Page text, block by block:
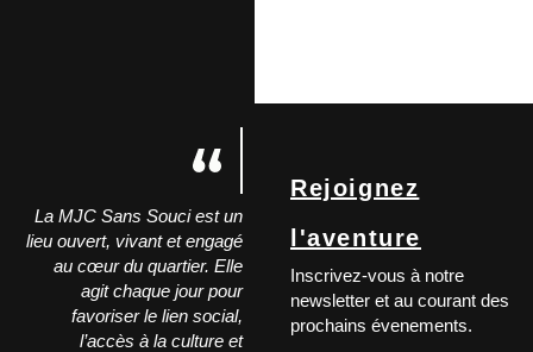
La MJC Sans Souci est un
lieu ouvert, vivant et engagé
au cœur du quartier. Elle
agit chaque jour pour
favoriser le lien social,
l’accès à la culture et
Rejoignez
l'aventure
Inscrivez-vous à notre
newsletter et au courant des
prochains évenements.